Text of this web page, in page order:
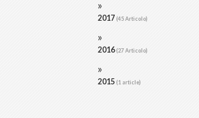
2017 (45 Articolo)
2016(27 Articolo)
2015 (1 article)